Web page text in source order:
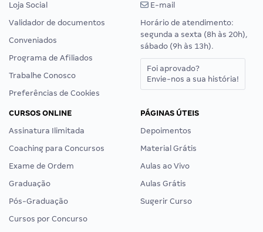
Loja Social
Validador de documentos
Conveniados
Programa de Afiliados
Trabalhe Conosco
Preferências de Cookies
E-mail
Horário de atendimento:
segunda a sexta (8h às 20h),
sábado (9h às 13h).
Foi aprovado?
Envie-nos a sua história!
CURSOS ONLINE
Assinatura Ilimitada
Coaching para Concursos
Exame de Ordem
Graduação
Pós-Graduação
Cursos por Concurso
PÁGINAS ÚTEIS
Depoimentos
Material Grátis
Aulas ao Vivo
Aulas Grátis
Sugerir Curso